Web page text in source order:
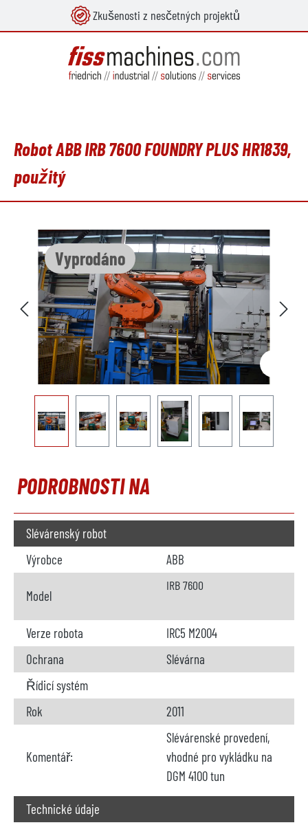
Zkušenosti z nesčetných projektů
Robot ABB IRB 7600 FOUNDRY PLUS HR1839,
použitý
Vyprodáno
Přeskočit galerii obrázků
PODROBNOSTI NA
Slévárenský robot
Výrobce
ABB
Model
IRB 7600
Verze robota
IRC5 M2004
Ochrana
Slévárna
Řídicí systém
Rok
2011
Komentář:
Slévárenské provedení,
vhodné pro vykládku na
DGM 4100 tun
Technické údaje